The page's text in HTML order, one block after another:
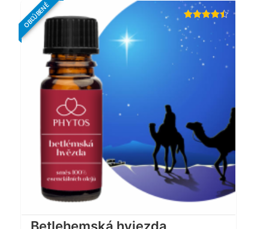
OBĽÚBENÉ
Hodnotenie
4.38z 5